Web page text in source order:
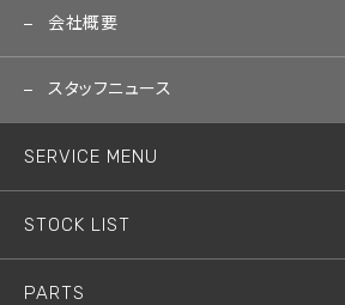
会社概要
スタッフニュース
SERVICE MENU
STOCK LIST
PARTS